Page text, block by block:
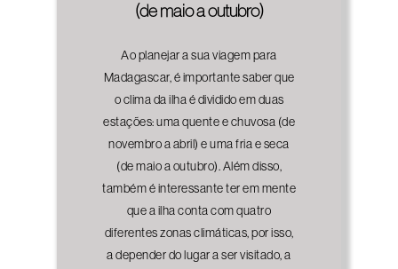
(de maio a outubro)
Ao planejar a sua viagem para
Madagascar, é importante saber que
o clima da ilha é dividido em duas
estações: uma quente e chuvosa (de
novembro a abril) e uma fria e seca
(de maio a outubro). Além disso,
também é interessante ter em mente
que a ilha conta com quatro
diferentes zonas climáticas, por isso,
a depender do lugar a ser visitado, a